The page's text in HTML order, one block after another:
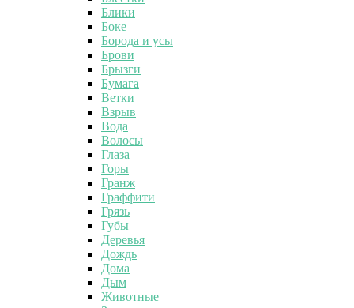
Блики
Боке
Борода и усы
Брови
Брызги
Бумага
Ветки
Взрыв
Вода
Волосы
Глаза
Горы
Гранж
Граффити
Грязь
Губы
Деревья
Дождь
Дома
Дым
Животные